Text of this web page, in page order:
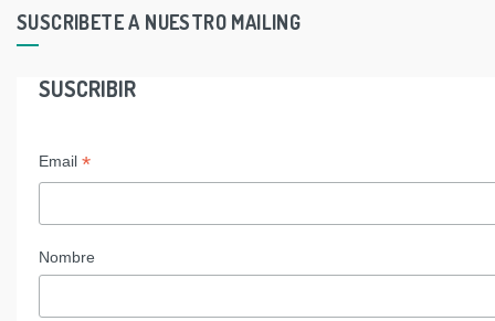
SUSCRIBETE A NUESTRO MAILING
SUSCRIBIR
Email *
Nombre